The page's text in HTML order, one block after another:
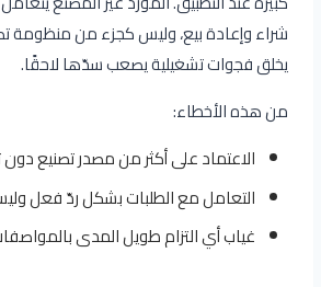
شراء وإعادة بيع، وليس كجزء من منظومة
يخلق فجوات تشغيلية يصعب سدّها لاحقًا.
من هذه الأخطاء:
الاعتماد على أكثر من مصدر تصنيع دون
التعامل مع الطلبات بشكل ردّ فعل
غياب أي التزام طويل المدى